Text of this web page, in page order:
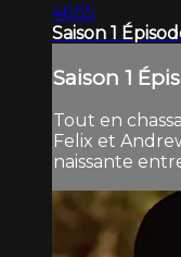
46:55
Saison 1
Saison 1
Tout en
Felix et
naissante